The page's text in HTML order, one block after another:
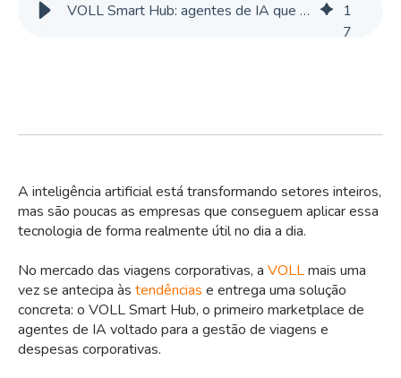
VOLL Smart Hub: agentes de IA que geram milhões em economia
1
7
A inteligência artificial está transformando setores inteiros,
mas são poucas as empresas que conseguem aplicar essa
tecnologia de forma realmente útil no dia a dia.
No mercado das viagens corporativas, a VOLLmais uma
vez se antecipa às tendências e entrega uma solução
concreta: o VOLL Smart Hub, o primeiro marketplace de
agentes de IA voltado para a gestão de viagens e
despesas corporativas.